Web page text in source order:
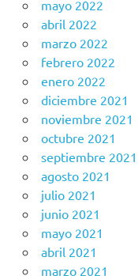
mayo 2022
abril 2022
marzo 2022
febrero 2022
enero 2022
diciembre 2021
noviembre 2021
octubre 2021
septiembre 2021
agosto 2021
julio 2021
junio 2021
mayo 2021
abril 2021
marzo 2021